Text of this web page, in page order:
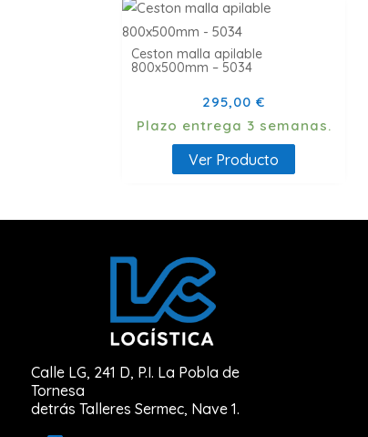
Ceston malla apilable
800x500mm – 5034
295,00€
Plazo entrega 3 semanas.
Ver Producto
Calle LG, 241 D, P.I. La Pobla de
Tornesa
detrás Talleres Sermec, Nave 1.